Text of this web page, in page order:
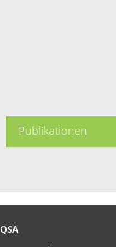
Publikationen
QSA